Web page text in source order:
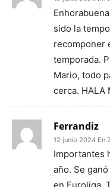
sido la
recomponer
temporada.
Mario, todo
cerca. HALA
Ferrandiz
12 junio 2024 En
Importantes
año. Se